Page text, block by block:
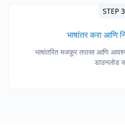
STEP 3
भाषांतर करा आणि
भाषांतरित मजकूर तपासा आणि
डाउनलोड